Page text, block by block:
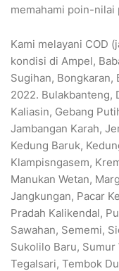
memahami poin-nilai
Kami melayani COD
kondisi di Ampel,
Sugihan, Bongkaran,
2022. Bulakbanteng,
Kaliasin, Gebang
Jambangan Karah,
Kedung Baruk,
Klampisngasem,
Manukan Wetan,
Jangkungan, Pacar
Pradah Kalikendal,
Sawahan, Sememi,
Sukolilo Baru, Sumur
Tegalsari, Tembok